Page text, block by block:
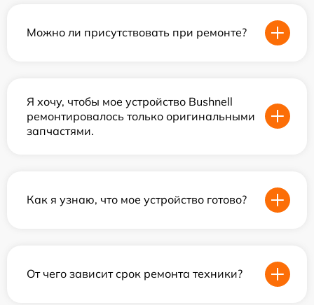
Можно ли присутствовать при ремонте?
Я хочу, чтобы мое устройство Bushnell
ремонтировалось только оригинальными
запчастями.
Как я узнаю, что мое устройство готово?
От чего зависит срок ремонта техники?